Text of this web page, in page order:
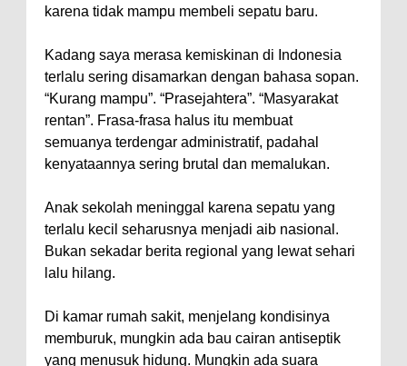
karena tidak mampu membeli sepatu baru.
Kadang saya merasa kemiskinan di Indonesia
terlalu sering disamarkan dengan bahasa sopan.
“Kurang mampu”. “Prasejahtera”. “Masyarakat
rentan”. Frasa-frasa halus itu membuat
semuanya terdengar administratif, padahal
kenyataannya sering brutal dan memalukan.
Anak sekolah meninggal karena sepatu yang
terlalu kecil seharusnya menjadi aib nasional.
Bukan sekadar berita regional yang lewat sehari
lalu hilang.
Di kamar rumah sakit, menjelang kondisinya
memburuk, mungkin ada bau cairan antiseptik
yang menusuk hidung. Mungkin ada suara